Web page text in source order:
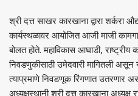
श्री दत्त साखर कारखाना द्वारा शर्करा
कार्यस्थळावर आयोजित आजी माजी
बोलत होते. महाविकास आघाडी, राष्ट्रीय
निवडणुकीसाठी उमेदवारी मागितली असून
त्याप्रमाणे निवडणूक रिंगणात उतरणार
अध्यक्षस्थानी श्री दत्त कारखाना अध्यक्ष